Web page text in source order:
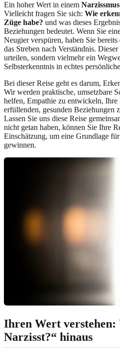
Ein hoher Wert in einem
Vielleicht fragen Sie sich: Wie
Züge habe? und was dieses
Beziehungen bedeutet. Wenn Sie
Neugier verspüren, haben Sie
das Streben nach Verständnis.
urteilen, sondern vielmehr ein
Selbsterkenntnis in echtes
Bei dieser Reise geht es darum,
Wir werden praktische, umsetzbare
helfen, Empathie zu entwickeln, Ihre
erfüllenden, gesunden Beziehungen
Lassen Sie uns diese Reise
nicht getan haben, können Sie Ihre
Einschätzung, um eine Grundlage
gewinnen.
Ihren Wert verstehen:
Narzisst?“ hinaus